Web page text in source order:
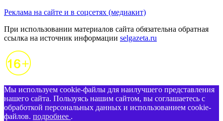
Реклама на сайте и в соцсетях (медиакит)
При использовании материалов сайта обязательна обратная
ссылка на источник информации selgazeta.ru
Мы используем cookie-файлы для наилучшего представления
нашего сайта. Пользуясь нашим сайтом, вы соглашаетесь с
обработкой персональных данных и использованием cookie-
файлов. подробнее .